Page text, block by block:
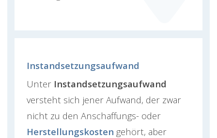
Instandsetzungsaufwand
Unter Instandsetzungsaufwand
versteht sich jener Aufwand, der zwar
nicht zu den Anschaffungs- oder
Herstellungskosten gehört, aber